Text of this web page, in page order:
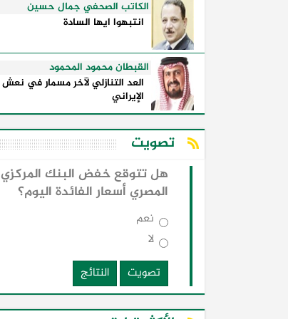
الكاتب الصحفي جمال حسين
انتبهوا ايها السادة
القبطان محمود المحمود
العد التنازلي لآخر مسمار في نعش
الإيراني
تصويت
هل تتوقع خفض البنك المركزي
المصري أسعار الفائدة اليوم؟
نعم
لا
تصويت
النتائج